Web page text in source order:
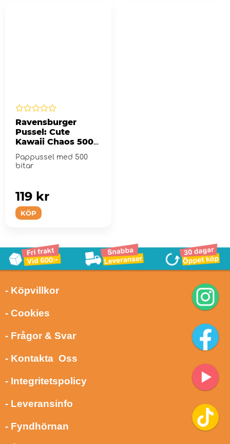
Ravensburger
Pussel: Cute
Kawaii Chaos 500
Bitar
Pappussel med 500
bitar
KÖP
119 kr
- Köpvillkor
- Cookies
- Frågor & Svar
- Kontakta Oss
- Integritetspolicy
- Leveransinfo
- Fyndhörnan